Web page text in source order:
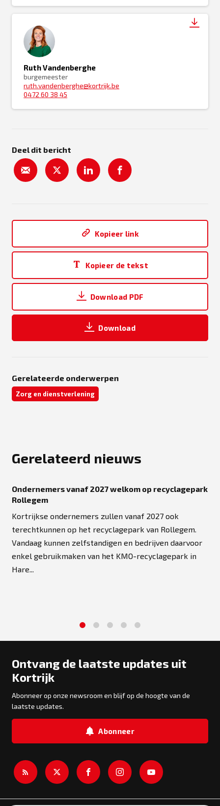
Ruth Vandenberghe
burgemeester
ruth.vandenberghe@kortrijk.be
0472 60 38 45
Deel dit bericht
Kopieer link
Kopieer de tekst
Download PDF
Download
Gerelateerde onderwerpen
Zorg en dienstverlening
Gerelateerd nieuws
Ondernemers vanaf 2027 welkom op recyclagepark
Rollegem
Kortrijkse ondernemers zullen vanaf 2027 ook
terechtkunnen op het recyclagepark van Rollegem.
Vandaag kunnen zelfstandigen en bedrijven daarvoor
enkel gebruikmaken van het KMO-recyclagepark in
Hare...
Ontvang de laatste updates uit
Kortrijk
Abonneer op onze newsroom en blijf op de hoogte van de
laatste updates.
Abonneer